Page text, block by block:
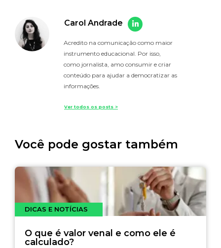
Carol Andrade
Acredito na comunicação como maior
instrumento educacional. Por isso,
como jornalista, amo consumir e criar
conteúdo para ajudar a democratizar as
informações.
Ver todos os posts >
Você pode gostar também
DICAS E NOTÍCIAS
O que é valor venal e como ele é
calculado?